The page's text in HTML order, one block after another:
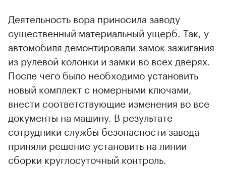
Деятельность вора приносила заводу
существенный материальный ущерб. Так, у
автомобиля демонтировали замок зажигания
из рулевой колонки и замки во всех дверях.
После чего было необходимо установить
новый комплект с номерными ключами,
внести соответствующие изменения во все
документы на машину. В результате
сотрудники службы безопасности завода
приняли решение установить на линии
сборки круглосуточный контроль.